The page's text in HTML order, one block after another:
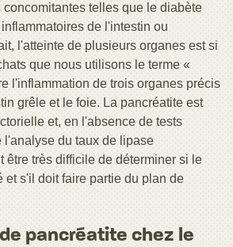
telles que le diabète
de l'intestin ou
l'atteinte de plusieurs organes est si
que nous utilisons le terme «
l'inflammation de trois organes précis
grêle et le foie. La pancréatite est
et, en l'absence de tests
l'analyse du taux de lipase
être très difficile de déterminer si le
et s'il doit faire partie du plan de
pancréatite chez le